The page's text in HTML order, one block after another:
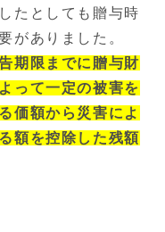
たとしても贈与時
がありました。
期限までに贈与財
って一定の被害を
価額から災害によ
額を控除した残額